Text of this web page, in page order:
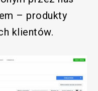
– produkty
klientów.